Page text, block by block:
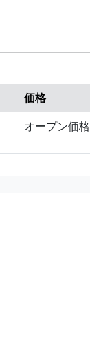
価格
オープン価格